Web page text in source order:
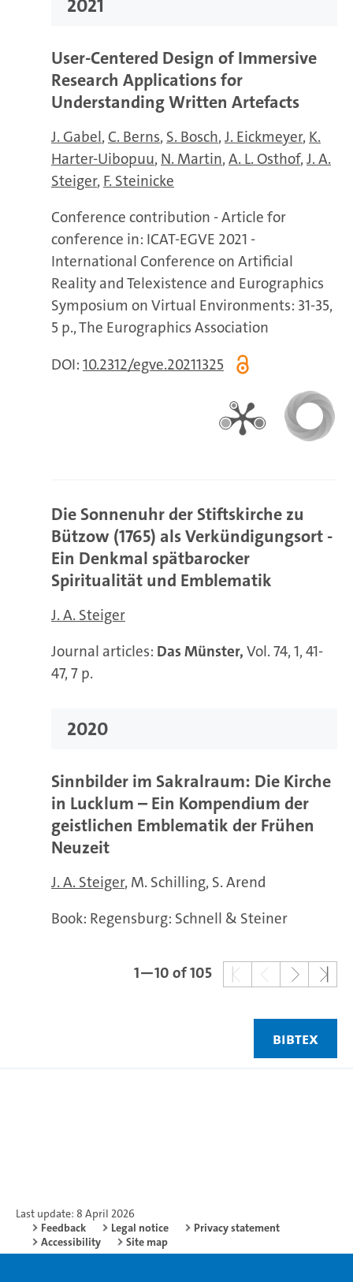
2021
User-Centered Design of Immersive
Research Applications for
Understanding Written Artefacts
J. Gabel C. Berns S. Bosch J. Eickmeyer K.
Harter-Uibopuu N. Martin A. L. Osthof J. A.
Steiger F. Steinicke
Conference contribution - Article for
conference in: ICAT-EGVE 2021 -
International Conference on Artificial
Reality and Telexistence and Eurographics
Symposium on Virtual Environments: 31-35,
5 p., The Eurographics Association
DOI: 10.2312/egve.20211325
Die Sonnenuhr der Stiftskirche zu
Bützow (1765) als Verkündigungsort -
Ein Denkmal spätbarocker
Spiritualität und Emblematik
J. A. Steiger
Journal articles: Das Münster, Vol. 74, 1, 41-
47, 7 p.
2020
Sinnbilder im Sakralraum: Die Kirche
in Lucklum – Ein Kompendium der
geistlichen Emblematik der Frühen
Neuzeit
J. A. Steiger M. Schilling S. Arend
Book: Regensburg: Schnell & Steiner
1—10 of 105
BIBTEX
Last update: 8 April 2026
Feedback
Legal notice
Privacy statement
Accessibility
Site map